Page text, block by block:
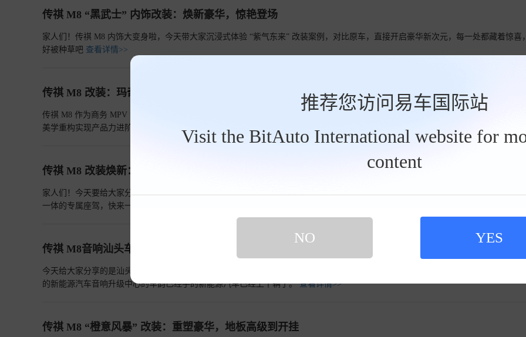
推荐您访问易车国际站
Visit the BitAuto International website for
content
NO YES
传祺 M8 “黑武士” 内饰改装：焕新豪华，惊艳登场
家人们！传祺 M8 内饰大变身啦，今天带大家沉浸式体验 “紫气东来” 改装案例，对比原车，直接开启豪华新次元，每一处都藏着惊喜
好被种草吧 查看详情>>
传祺 M8 改装：玛奇朵米皮料打造豪华陆地行宫
传祺 M8 作为商务 MPV 领域的经典车型，其原厂设计已具备大气恢弘的商务格调。本次改装方案在延续品牌基因的基础上，通过系统
美学重构实现产品力进阶：
传祺 M8 改装焕新：全方位升级，打造专属豪华座驾
家人们！今天要给大家分享一个超赞的传祺 M8 改装案例，经过一番精心改造，这辆车从原车的常规配置摇身一变，成为了集豪华与实
一体的专属座驾，快来一起看看这场精彩的蜕变吧
传祺 M8音响汕头车韵改装方案：先锋、诗芬尼等配置解析
今天给大家分享的是汕头车韵汽车音响改装店开业以来，升级改装的第297辆传祺汽车——传祺m8，车韵服务车数迄今30000余台。作
的新能源汽车音响升级中心的车韵已经手的新能源汽车已经上千辆了。查看详情>>
传祺 M8 “橙意风暴” 改装：重塑豪华，地板高级到开挂